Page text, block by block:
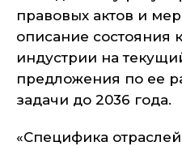
правовых актов и
описание состояния
индустрии на
предложения по ее
задачи до 2036 года.
«Специфика